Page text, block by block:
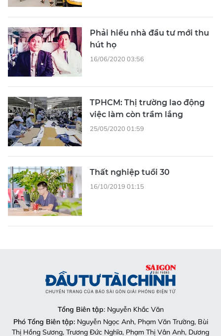
Phải hiểu nhà đầu tư mới thu
hút họ
16/06/2020 03:56
TPHCM: Thị trường lao động
việc làm còn trầm lắng
25/05/2020 01:59
Thất nghiệp tuổi 30
16/10/2019 01:15
Tổng Biên tập: Nguyễn Khắc Văn
Phó Tổng Biên tập:Nguyễn Ngọc Anh, Phạm Văn Trường, Bùi
Thị Hồng Sương, Trương Đức Nghĩa, Phạm Thị Vân Anh, Dương